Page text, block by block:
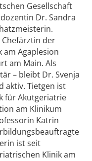
Gesellschaft
Dr. Sandra
der
am Agaplesion
am Main. Als
– bleibt Dr. Svenja
aktiv. Tietgen ist
für Akutgeriatrie
am Klinikum
Katrin
ist seit
Klinik am